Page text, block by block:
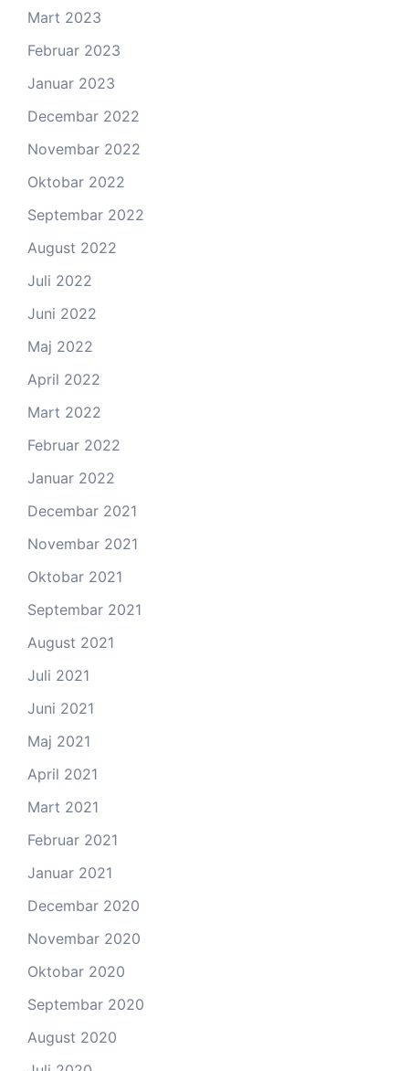
Mart 2023
Februar 2023
Januar 2023
Decembar 2022
Novembar 2022
Oktobar 2022
Septembar 2022
August 2022
Juli 2022
Juni 2022
Maj 2022
April 2022
Mart 2022
Februar 2022
Januar 2022
Decembar 2021
Novembar 2021
Oktobar 2021
Septembar 2021
August 2021
Juli 2021
Juni 2021
Maj 2021
April 2021
Mart 2021
Februar 2021
Januar 2021
Decembar 2020
Novembar 2020
Oktobar 2020
Septembar 2020
August 2020